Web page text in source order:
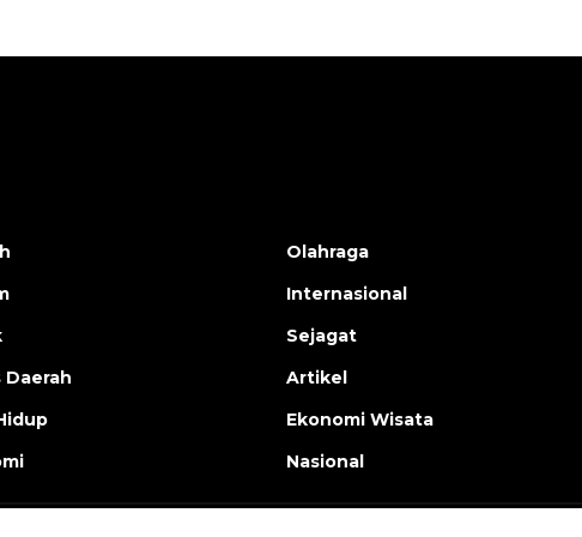
Olahraga
Internasional
Sejagat
Artikel
Ekonomi Wisata
Nasional